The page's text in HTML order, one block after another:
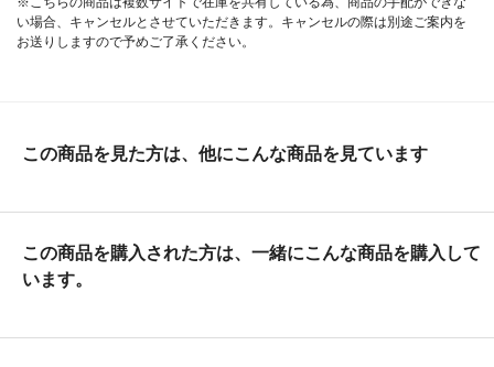
い場合、キャンセルとさせていただきます。キャンセルの際は別途ご案内を
お送りしますので予めご了承ください。
この商品を見た方は、他にこんな商品を見ています
この商品を購入された方は、一緒にこんな商品を購入して
います。